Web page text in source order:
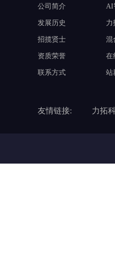
公司简介
发展历史
招揽贤士
资质荣誉
联系方式
AI
力
混
在
站
友情链接: 力拓